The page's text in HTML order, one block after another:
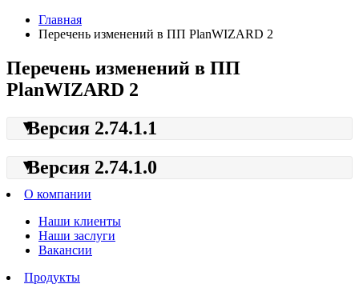
Главная
Перечень изменений в ПП PlanWIZARD 2
Перечень изменений в ПП
PlanWIZARD 2
Версия 2.74.1.1
Версия 2.74.1.0
О компании
Наши клиенты
Наши заслуги
Вакансии
Продукты